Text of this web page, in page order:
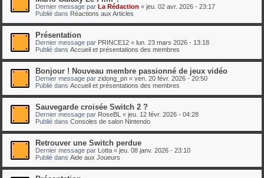
Dernier message par La Rédaction « jeu. 02 avr. 2026 - 23:17
Publié dans Réactions aux Articles
Présentation
Dernier message par PRINCE12 « lun. 23 mars 2026 - 13:18
Publié dans Accueil et présentations des membres
Bonjour ! Nouveau membre passionné de jeux vidéo
Dernier message par zidong_pn « ven. 20 févr. 2026 - 20:50
Publié dans Accueil et présentations des membres
Sauvegarde croisée Switch 2 ?
Dernier message par RoseBL « jeu. 12 févr. 2026 - 04:28
Publié dans Consoles de salon Nintendo
Retrouver une Switch perdue
Dernier message par Lotta « jeu. 08 janv. 2026 - 23:10
Publié dans Aide aux Joueurs